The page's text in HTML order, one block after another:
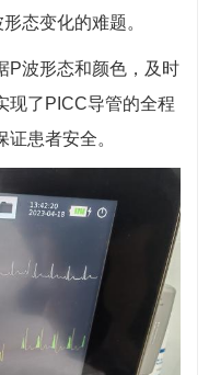
态变化的难题。
P波形态和颜色，及时
现了PICC导管的全程
患者安全。